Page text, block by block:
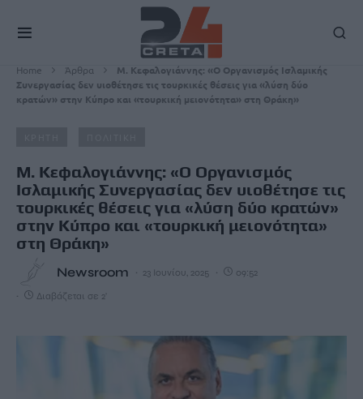
Home Άρθρα
Μ. Κεφαλογιάννης: «Ο Οργανισμός Ισλαμικής
Συνεργασίας δεν υιοθέτησε τις τουρκικές θέσεις για «λύση δύο
κρατών» στην Κύπρο και «τουρκική μειονότητα» στη Θράκη»
Μ. Κεφαλογιάννης: «Ο Οργανισμός
Ισλαμικής Συνεργασίας δεν υιοθέτησε τις
τουρκικές θέσεις για «λύση δύο κρατών»
στην Κύπρο και «τουρκική μειονότητα»
στη Θράκη»
Newsroom 23 Ιουνίου, 2025 09:52
Διαβάζεται σε 2'